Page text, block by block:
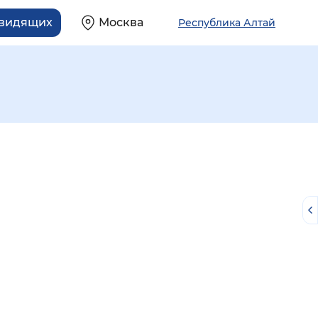
Москва Республика Алтай